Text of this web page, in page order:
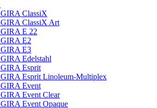
ClassiX
ClassiX Art
E 22
E2
E3
Edelstahl
Esprit
Esprit Linoleum-Multiplex
Event
Event Clear
Event Opaque